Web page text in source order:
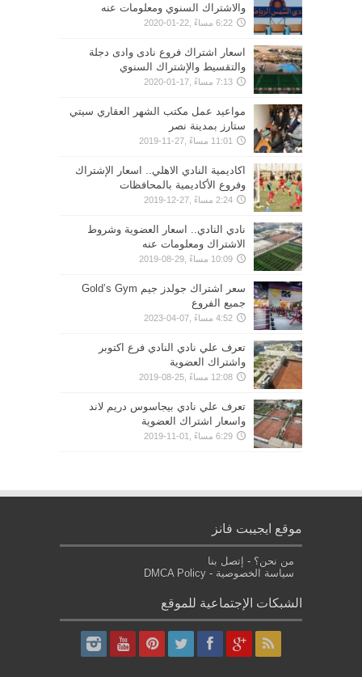
والاشتراك السنوي ومعلومات عنه
6:22 مساءً ,22-01-2020
اسعار اشتراك فروع نادى وادى دجلة
والتقسيط والإشتراك السنوي
7:13 مساءً ,17-01-2020
مواعيد عمل مكتب الشهر العقاري سيتي
ستارز بمدينة نصر
11:01 مساءً ,27-11-2019
اكاديمية النادي الاهلي.. اسعار الإشتراك
وفروع الأكاديمية بالمحافظات
2:24 مساءً ,27-12-2019
نادي النادي.. اسعار العضوية وشروط
الاشتراك ومعلومات عنه
10:09 مساءً ,29-08-2019
سعر اشتراك جولدز جيم Gold’s Gym
جميع الفروع
4:52 مساءً ,07-04-2023
تعرف علي نادي النادي فرع اكتوبر
واشتراك العضوية
12:08 مساءً ,25-08-2019
تعرف علي نادي بيجاسوس دريم لاند
واسعار اشتراك العضوية
6:29 مساءً ,01-11-2019
موقع ايجيبت فانز
من نحن؟ - إتصل بنا
سياسة الخصوصية -
DMCA Policy
الشبكات الإجتماعية للموقع